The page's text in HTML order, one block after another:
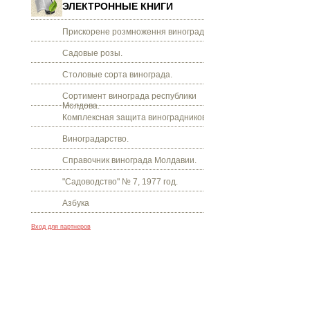
ЭЛЕКТРОННЫЕ КНИГИ
Прискорене розмноження винограду.
Садовые розы.
Столовые сорта винограда.
Сортимент винограда республики
Молдова.
Комплексная защита виноградников.
Виноградарство.
Справочник винограда Молдавии.
"Садоводство" № 7, 1977 год.
Азбука
Вход для партнеров